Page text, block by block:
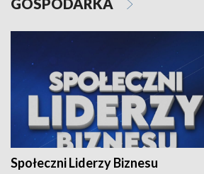
GOSPODARKA
Społeczni Liderzy Biznesu